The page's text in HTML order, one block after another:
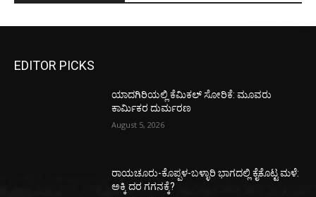
EDITOR PICKS
ಯಾದಗಿರಿಯಲ್ಲಿ ಕೆಮಿಕಲ್ ಸೋರಿಕೆ: ಮೂವರು
ಕಾರ್ಮಿಕರ ದುರ್ಮರಣ
August 5, 2026
ರಾಯಚೂರು-ಕೊಪ್ಪಳ-ಬಳ್ಳಾರಿ ಭಾಗದಲ್ಲಿ ಕೈಕೊಟ್ಟ ಮಳೆ:
ಅಕ್ಕಿ ದರ ಗಗನಕ್ಕೆ?